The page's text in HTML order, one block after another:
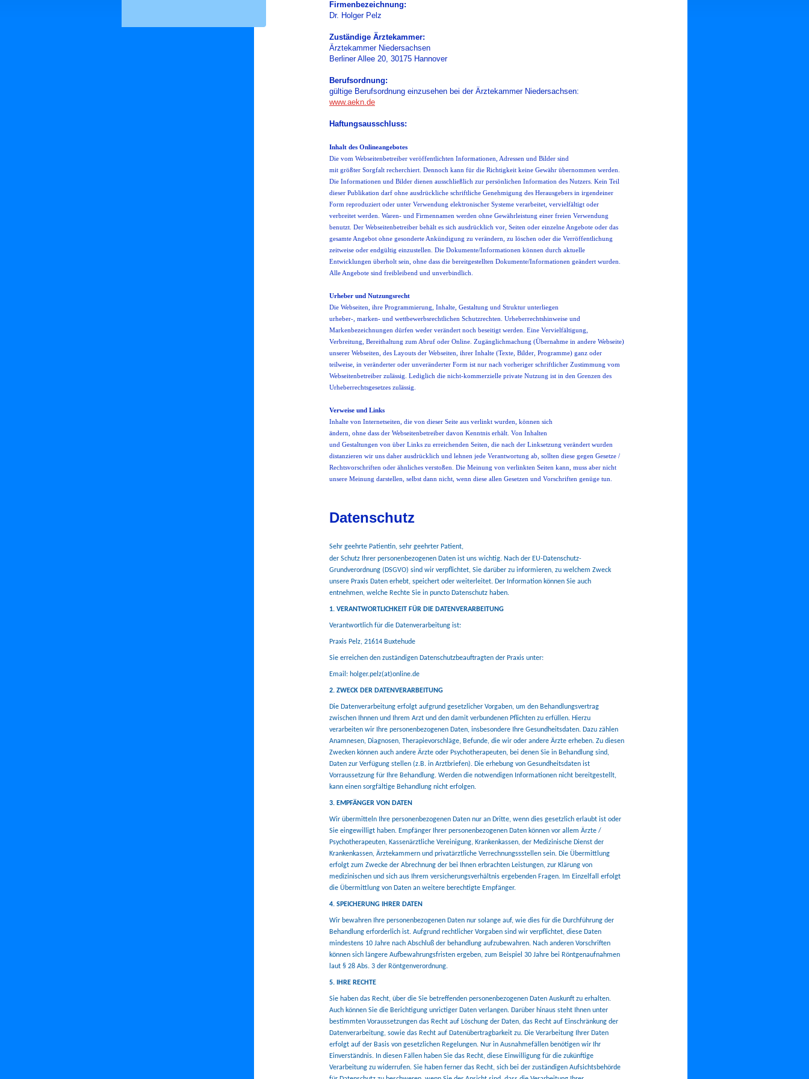
Firmenbezeichnung:
Dr. Holger Pelz
Zuständige Ärztekammer:
Ärztekammer Niedersachsen
Berliner Allee 20, 30175 Hannover
Berufsordnung:
gültige Berufsordnung einzusehen bei der Ärztekammer Niedersachsen:
www.aekn.de
Haftungsausschluss:
Inhalt des Onlineangebotes
Die vom Webseitenbetreiber veröffentlichten Informationen, Adressen und Bilder sind
mit größter Sorgfalt recherchiert. Dennoch kann für die Richtigkeit keine Gewähr übernommen werden.
Die Informationen und Bilder dienen ausschließlich zur persönlichen Information des Nutzers. Kein Teil
dieser Publikation darf ohne ausdrückliche schriftliche Genehmigung des Herausgebers in irgendeiner
Form reproduziert oder unter Verwendung elektronischer Systeme verarbeitet, vervielfältigt oder
verbreitet werden. Waren- und Firmennamen werden ohne Gewährleistung einer freien Verwendung
benutzt. Der Webseitenbetreiber behält es sich ausdrücklich vor, Seiten oder einzelne Angebote oder das
gesamte Angebot ohne gesonderte Ankündigung zu verändern, zu löschen oder die Verröffentlichung
zeitweise oder endgültig einzustellen. Die Dokumente/Informationen können durch aktuelle
Entwicklungen überholt sein, ohne dass die bereitgestellten Dokumente/Informationen geändert wurden.
Alle Angebote sind freibleibend und unverbindlich.
Urheber und Nutzungsrecht
Die Webseiten, ihre Programmierung, Inhalte, Gestaltung und Struktur unterliegen
urheber-, marken- und wettbewerbsrechtlichen Schutzrechten. Urheberrechtshinweise und
Markenbezeichnungen dürfen weder verändert noch beseitigt werden. Eine Vervielfältigung,
Verbreitung, Bereithaltung zum Abruf oder Online. Zugänglichmachung (Übernahme in andere Webseite)
unserer Webseiten, des Layouts der Webseiten, ihrer Inhalte (Texte, Bilder, Programme) ganz oder
teilweise, in veränderter oder unveränderter Form ist nur nach vorheriger schriftlicher Zustimmung vom
Webseitenbetreiber zulässig. Lediglich die nicht-kommerzielle private Nutzung ist in den Grenzen des
Urheberrechtsgesetzes zulässig.
Verweise und Links
Inhalte von Internetseiten, die von dieser Seite aus verlinkt wurden, können sich
ändern, ohne dass der Webseitenbetreiber davon Kenntnis erhält. Von Inhalten
und Gestaltungen von über Links zu erreichenden Seiten, die nach der Linksetzung verändert wurden
distanzieren wir uns daher ausdrücklich und lehnen jede Verantwortung ab, sollten diese gegen Gesetze /
Rechtsvorschriften oder ähnliches verstoßen. Die Meinung von verlinkten Seiten kann, muss aber nicht
unsere Meinung darstellen, selbst dann nicht, wenn diese allen Gesetzen und Vorschriften genüge tun.
Datenschutz
Sehr geehrte Patientin, sehr geehrter Patient,
der Schutz Ihrer personenbezogenen Daten ist uns wichtig. Nach der EU-Datenschutz-
Grundverordnung (DSGVO) sind wir verpflichtet, Sie darüber zu informieren, zu welchem Zweck
unsere Praxis Daten erhebt, speichert oder weiterleitet. Der Information können Sie auch
entnehmen, welche Rechte Sie in puncto Datenschutz haben.
1. VERANTWORTLICHKEIT FÜR DIE DATENVERARBEITUNG
Verantwortlich für die Datenverarbeitung ist:
Praxis Pelz, 21614 Buxtehude
Sie erreichen den zuständigen Datenschutzbeauftragten der Praxis unter:
Email: holger.pelz(at)online.de
2. ZWECK DER DATENVERARBEITUNG
Die Datenverarbeitung erfolgt aufgrund gesetzlicher Vorgaben, um den Behandlungsvertrag
zwischen Ihnnen und Ihrem Arzt und den damit verbundenen Pflichten zu erfüllen. Hierzu
verarbeiten wir Ihre personenbezogenen Daten, insbesondere Ihre Gesundheitsdaten. Dazu zählen
Anamnesen, Diagnosen, Therapievorschläge, Befunde, die wir oder andere Ärzte erheben. Zu diesen
Zwecken können auch andere Ärzte oder Psychotherapeuten, bei denen Sie in Behandlung sind,
Daten zur Verfügung stellen (z.B. in Arztbriefen). Die erhebung von Gesundheitsdaten ist
Vorraussetzung für Ihre Behandlung. Werden die notwendigen Informationen nicht bereitgestellt,
kann einen sorgfältige Behandlung nicht erfolgen.
3. EMPFÄNGER VON DATEN
Wir übermitteln Ihre personenbezogenen Daten nur an Dritte, wenn dies gesetzlich erlaubt ist oder
Sie eingewilligt haben. Empfänger Ihrer personenbezogenen Daten können vor allem Ärzte /
Psychotherapeuten, Kassenärztliche Vereinigung, Krankenkassen, der Medizinische Dienst der
Krankenkassen, Ärztekammern und privatärztliche Verrechnungssstellen sein. Die Übermittlung
erfolgt zum Zwecke der Abrechnung der bei Ihnen erbrachten Leistungen, zur Klärung von
medizinischen und sich aus Ihrem versicherungsverhältnis ergebenden Fragen. Im Einzelfall erfolgt
die Übermittlung von Daten an weitere berechtigte Empfänger.
4. SPEICHERUNG IHRER DATEN
Wir bewahren Ihre personenbezogenen Daten nur solange auf, wie dies für die Durchführung der
Behandlung erforderlich ist. Aufgrund rechtlicher Vorgaben sind wir verpflichtet, diese Daten
mindestens 10 Jahre nach Abschluß der behandlung aufzubewahren. Nach anderen Vorschriften
können sich längere Aufbewahrungsfristen ergeben, zum Beispiel 30 Jahre bei Röntgenaufnahmen
laut § 28 Abs. 3 der Röntgenverordnung.
5. IHRE RECHTE
Sie haben das Recht, über die Sie betreffenden personenbezogenen Daten Auskunft zu erhalten.
Auch können Sie die Berichtigung unrictiger Daten verlangen. Darüber hinaus steht Ihnen unter
bestimmten Voraussetzungen das Recht auf Löschung der Daten, das Recht auf Einschränkung der
Datenverarbeitung, sowie das Recht auf Datenübertragbarkeit zu. Die Verarbeitung Ihrer Daten
erfolgt auf der Basis von gesetzlichen Regelungen. Nur in Ausnahmefällen benötigen wir Ihr
Einverständnis. In diesen Fällen haben Sie das Recht, diese Einwilligung für die zukünftige
Verarbeitung zu widerrufen. Sie haben ferner das Recht, sich bei der zuständigen Aufsichtsbehörde